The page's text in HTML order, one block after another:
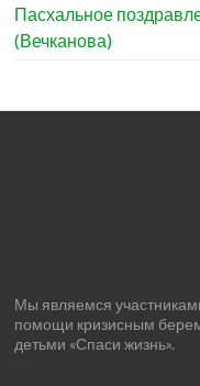
Пасхальное
(Вечканова)
Мы являемся
помощи кризисным
детьми «Спаси жизнь».